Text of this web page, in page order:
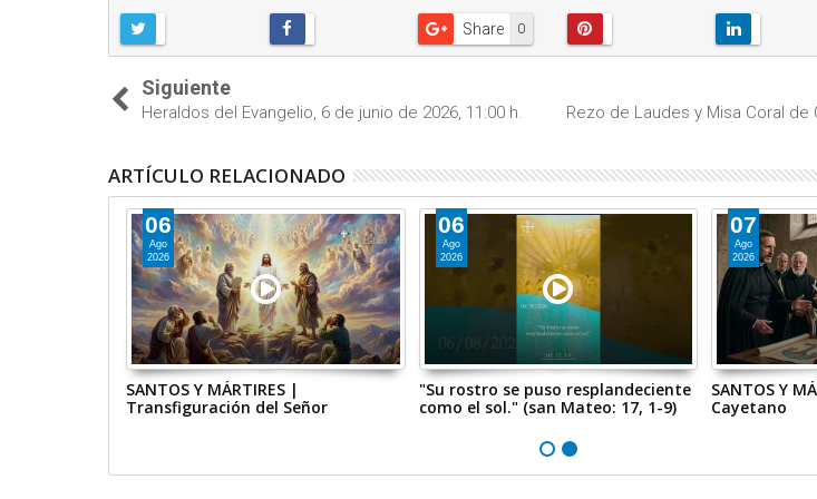
0
Share
Siguiente
Heraldos del Evangelio, 6 de junio de 2026, 11:00 h.
Rezo de Laudes y Misa Coral de
ARTÍCULO RELACIONADO
06
Ago
2026
SANTOS Y MÁRTIRES |
Transfiguración del Señor
06
Ago
2026
"Su rostro se puso resplandeciente
como el sol." (san Mateo: 17, 1-9)
07
Ago
2026
SANTOS Y
Cayetano